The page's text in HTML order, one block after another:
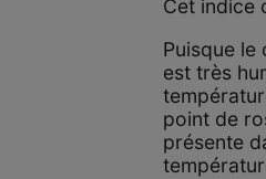
Cet indice
Puisque le
est très
point de
présente